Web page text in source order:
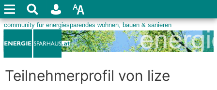
Teilnehmerprofil von lize